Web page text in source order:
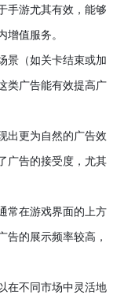
手游尤其有效，能够
值服务。
景（如关卡结束或加
类广告能有效提高广
出更为自然的广告效
广告的接受度，尤其
常在游戏界面的上方
的展示频率较高，
在不同市场中灵活地